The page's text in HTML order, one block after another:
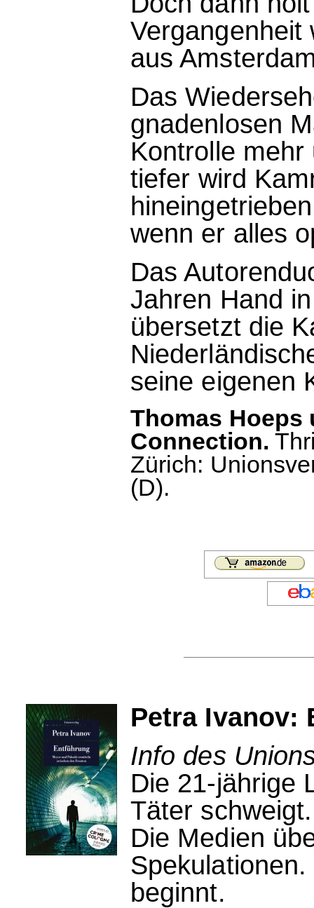
Vergangenheit
aus
Das
gnadenlosen
Kontrolle
tiefer wird
wenn er alles
Das
Jahren Hand
übersetzt die
seine eigenen
Thomas Hoeps
Connection.
Zürich:
(D).
Petra Ivanov:
Info des
Die 21-jährige
Täter
Die Medien
beginnt.